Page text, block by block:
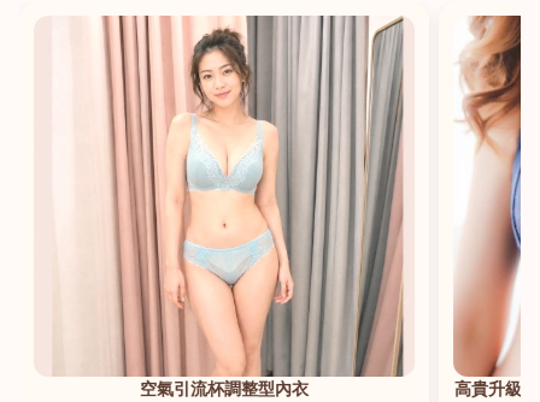
空氣引流杯調整型內衣
高貴升級
港澳中文
English